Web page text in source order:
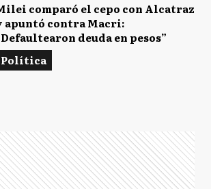
comparó el cepo con Alcatraz
apuntó contra Macri:
deuda en pesos”
Política